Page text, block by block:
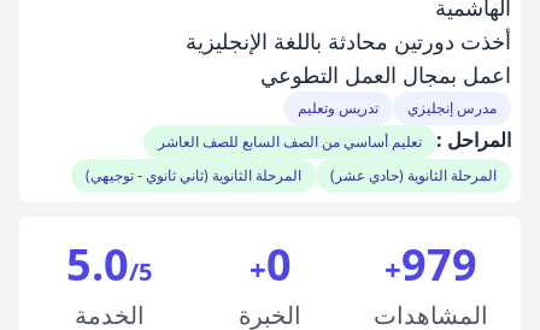
الهاشمية
أخذت دورتين محادثة باللغة الإنجليزية
اعمل بمجال العمل التطوعي
مدرس إنجليزي تدريس وتعليم
المراحل :
تعليم أساسي من الصف السابع للصف العاشر
المرحلة الثانوية (حادي عشر)
المرحلة الثانوية (ثاني ثانوي - توجيهي)
979
+
المشاهدات
0
+
الخبرة
5.0/5
الخدمة